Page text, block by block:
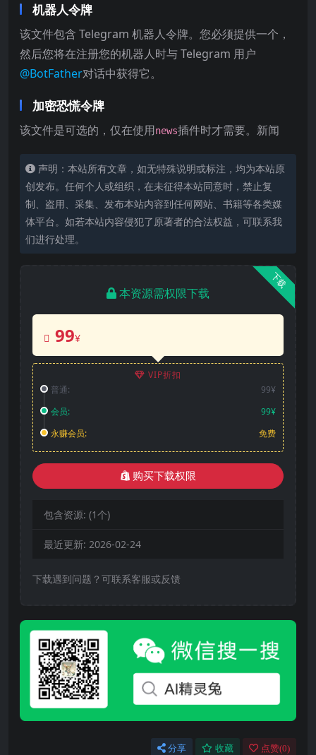
机器人令牌
该文件包含 Telegram 机器人令牌。您必须提供一个，
然后您将在注册您的机器人时与 Telegram 用户
@BotFather对话中获得它。
加密恐慌令牌
该文件是可选的，仅在使用news插件时才需要。新闻
声明：本站所有文章，如无特殊说明或标注，均为本站原
创发布。任何个人或组织，在未征得本站同意时，禁止复
制、盗用、采集、发布本站内容到任何网站、书籍等各类媒
体平台。如若本站内容侵犯了原著者的合法权益，可联系我
们进行处理。
下载
本资源需权限下载
99¥
VIP折扣
普通:
99¥
会员:
99¥
永赚会员:
免费
购买下载权限
包含资源: (1个)
最近更新: 2026-02-24
下载遇到问题？可联系客服或反馈
分享 收藏 点赞(0)